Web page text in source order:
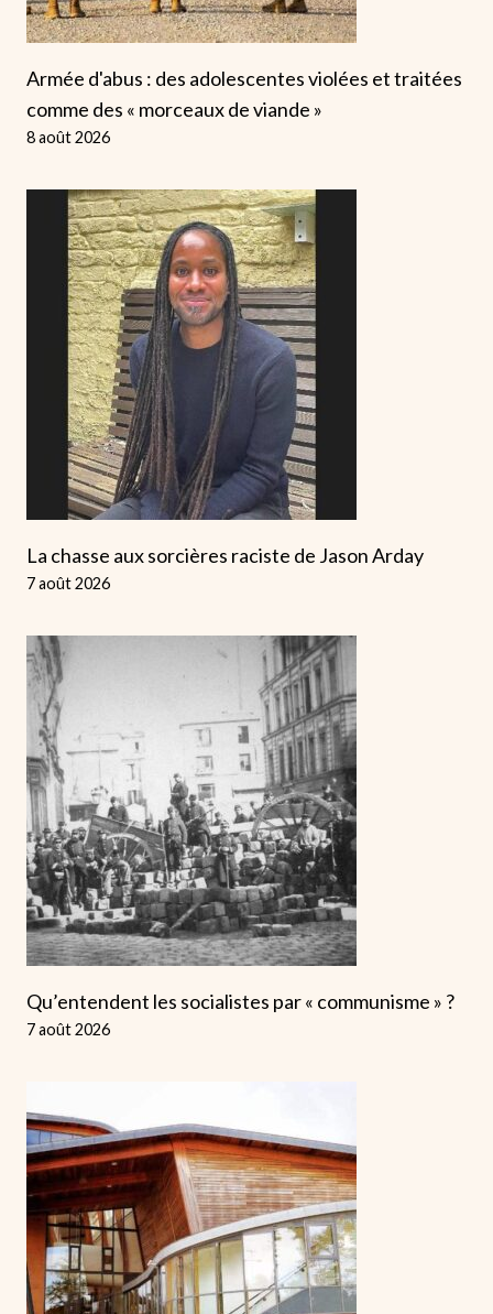
Armée d'abus : des adolescentes violées et traitées
comme des « morceaux de viande »
8 août 2026
La chasse aux sorcières raciste de Jason Arday
7 août 2026
Qu’entendent les socialistes par « communisme » ?
7 août 2026